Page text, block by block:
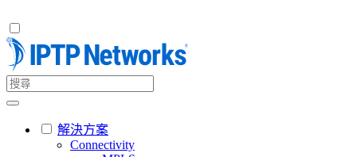
解決方案
Connectivity